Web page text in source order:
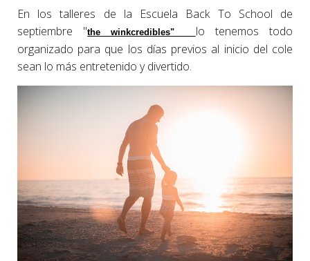
En los talleres de la Escuela Back To School de
septiembre "the winkcredibles" lo tenemos todo
organizado para que los días previos al inicio del cole
sean lo más entretenido y divertido.